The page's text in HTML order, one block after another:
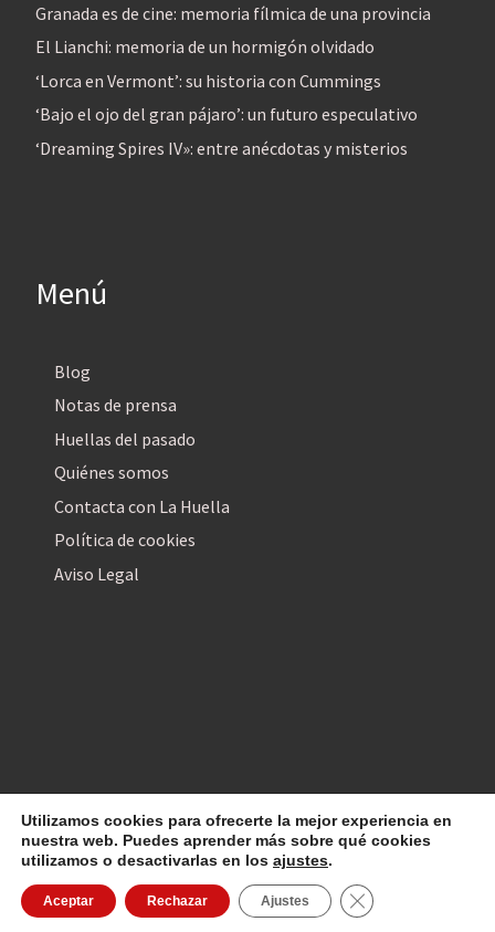
Granada es de cine: memoria fílmica de una provincia
El Lianchi: memoria de un hormigón olvidado
‘Lorca en Vermont’: su historia con Cummings
‘Bajo el ojo del gran pájaro’: un futuro especulativo
‘Dreaming Spires IV»: entre anécdotas y misterios
Menú
Blog
Notas de prensa
Huellas del pasado
Quiénes somos
Contacta con La Huella
Política de cookies
Aviso Legal
© 2026La Huella Digital– Todos los derechos reservados
Utilizamos cookies para ofrecerte la mejor experiencia en
nuestra web. Puedes aprender más sobre qué cookies
utilizamos o desactivarlas en los ajustes.
Aceptar Rechazar Ajustes Cerrar el banner